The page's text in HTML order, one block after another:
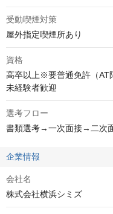
受動喫煙対策
屋外指定喫煙所あり
資格
高卒以上※要普通免許（AT
未経験者歓迎
選考フロー
書類選考→一次面接→二次
企業情報
会社名
株式会社横浜シミズ